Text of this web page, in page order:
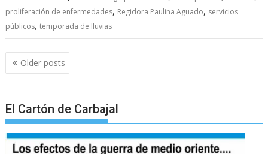
proliferación de enfermedades, Regidora Paulina Aguado, servicios
públicos,temporada de lluvias
Posts
navigation
Older posts
El Cartón de Carbajal